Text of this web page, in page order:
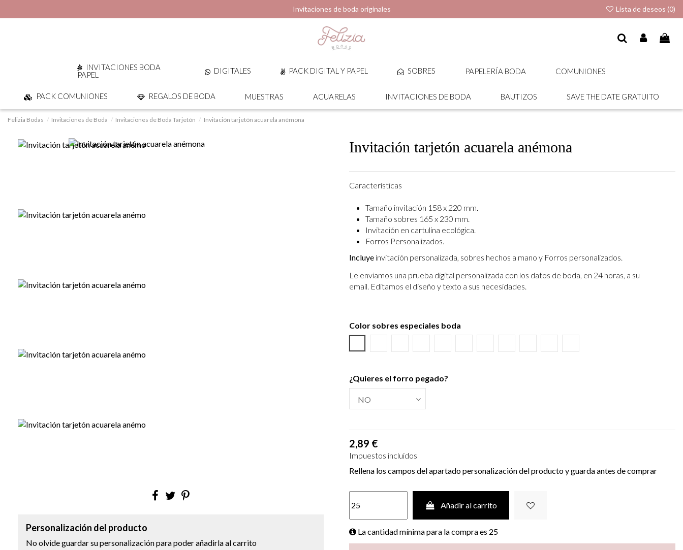
Invitaciones de boda originales Lista de deseos (0)
INVITACIONES BODA
PAPEL
DIGITALES PACK DIGITAL Y PAPEL SOBRES PAPELERÍA BODA COMUNIONES
PACK COMUNIONES REGALOS DE BODA MUESTRAS ACUARELAS INVITACIONES DE BODA BAUTIZOS SAVE THE DATE GRATUITO
Felizia Bodas Invitaciones de Boda Invitaciones de Boda Tarjetón Invitación tarjetón acuarela anémona
Personalización del producto
No olvide guardar su personalización para poder añadirla al carrito
Invitación tarjetón acuarela anémona
Características
Tamaño invitación 158 x 220 mm.
Tamaño sobres 165 x 230 mm.
Invitación en cartulina ecológica.
Forros Personalizados.
Incluye invitación personalizada, sobres hechos a mano y Forros personalizados.
Le enviamos una prueba digital personalizada con los datos de boda, en 24 horas, a su
email. Editamos el diseño y texto a sus necesidades.
Color sobres especiales boda
¿Quieres el forro pegado?
2,89 €
Impuestos incluidos
Rellena los campos del apartado personalización del producto y guarda antes de comprar
Añadir al carrito
La cantidad mínima para la compra es 25